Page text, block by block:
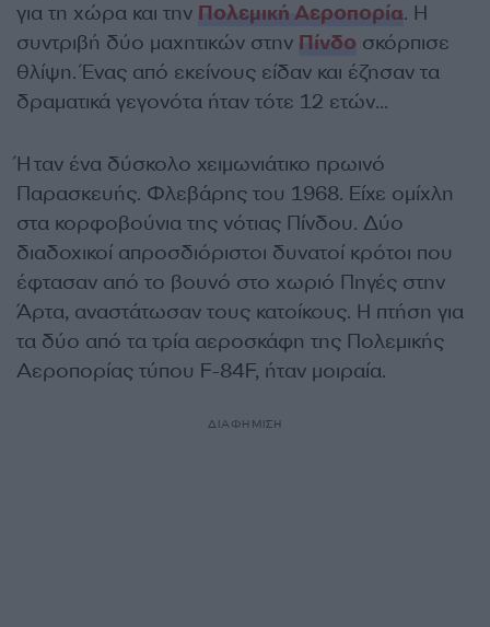
για τη χώρα και την Πολεμική Αεροπορία. Η
συντριβή δύο μαχητικών στην Πίνδο σκόρπισε
θλίψη. Ένας από εκείνους είδαν και έζησαν τα
δραματικά γεγονότα ήταν τότε 12 ετών…
Ήταν ένα δύσκολο χειμωνιάτικο πρωινό
Παρασκευής. Φλεβάρης του 1968. Είχε ομίχλη
στα κορφοβούνια της νότιας Πίνδου. Δύο
διαδοχικοί απροσδιόριστοι δυνατοί κρότοι που
έφτασαν από το βουνό στο χωριό Πηγές στην
Άρτα, αναστάτωσαν τους κατοίκους. Η πτήση για
τα δύο από τα τρία αεροσκάφη της Πολεμικής
Αεροπορίας τύπου F-84F, ήταν μοιραία.
ΔΙΑΦΗΜΙΣΗ